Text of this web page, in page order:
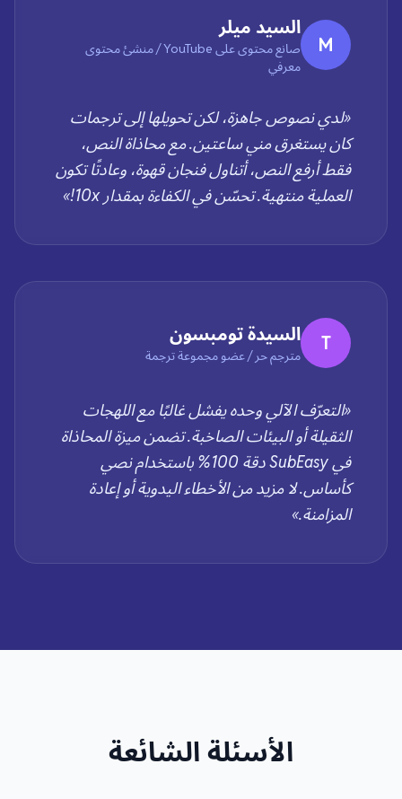
M
السيد ميلر
صانع محتوى على YouTube / منشئ محتوى
معرفي
«لدي نصوص جاهزة، لكن تحويلها إلى ترجمات
كان يستغرق مني ساعتين. مع محاذاة النص،
فقط أرفع النص، أتناول فنجان قهوة، وعادتًا تكون
العملية منتهية. تحسّن في الكفاءة بمقدار 10x!»
T السيدة تومبسون
مترجم حر / عضو مجموعة ترجمة
«التعرّف الآلي وحده يفشل غالبًا مع اللهجات
الثقيلة أو البيئات الصاخبة. تضمن ميزة المحاذاة
في SubEasy دقة 100% باستخدام نصي
كأساس. لا مزيد من الأخطاء اليدوية أو إعادة
المزامنة.»
الأسئلة الشائعة